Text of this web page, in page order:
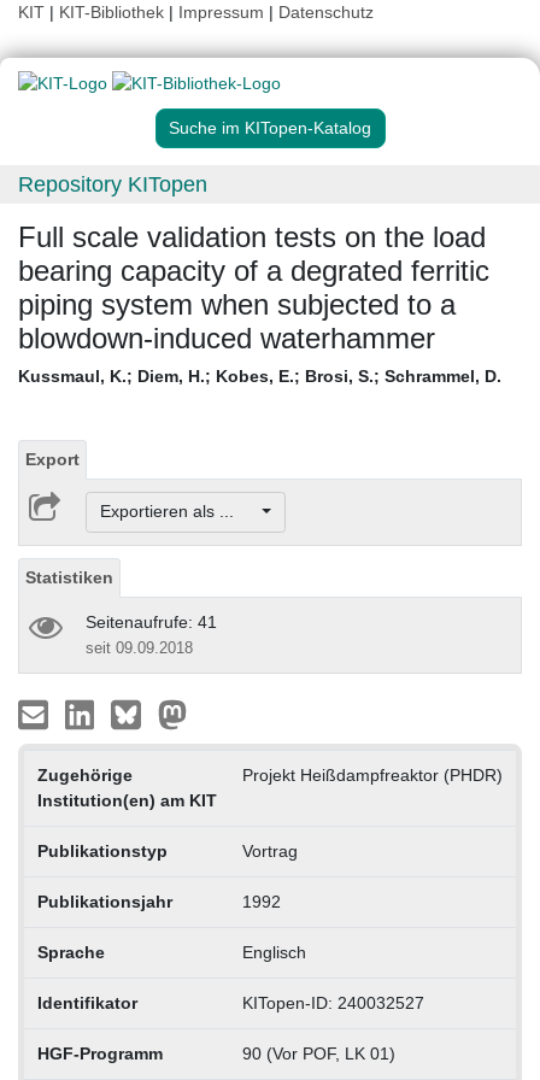
KIT | KIT-Bibliothek | Impressum | Datenschutz
Suche im KITopen-Katalog
Repository KITopen
Full scale validation tests on the load
bearing capacity of a degrated ferritic
piping system when subjected to a
blowdown-induced waterhammer
Kussmaul, K.; Diem, H.; Kobes, E.; Brosi, S.; Schrammel, D.
Export
Exportieren als ...
Statistiken
Seitenaufrufe: 41
seit 09.09.2018
Zugehörige
Institution(en) am KIT
Projekt Heißdampfreaktor (PHDR)
Publikationstyp Vortrag
Publikationsjahr 1992
Sprache Englisch
Identifikator KITopen-ID: 240032527
HGF-Programm 90 (Vor POF, LK 01)